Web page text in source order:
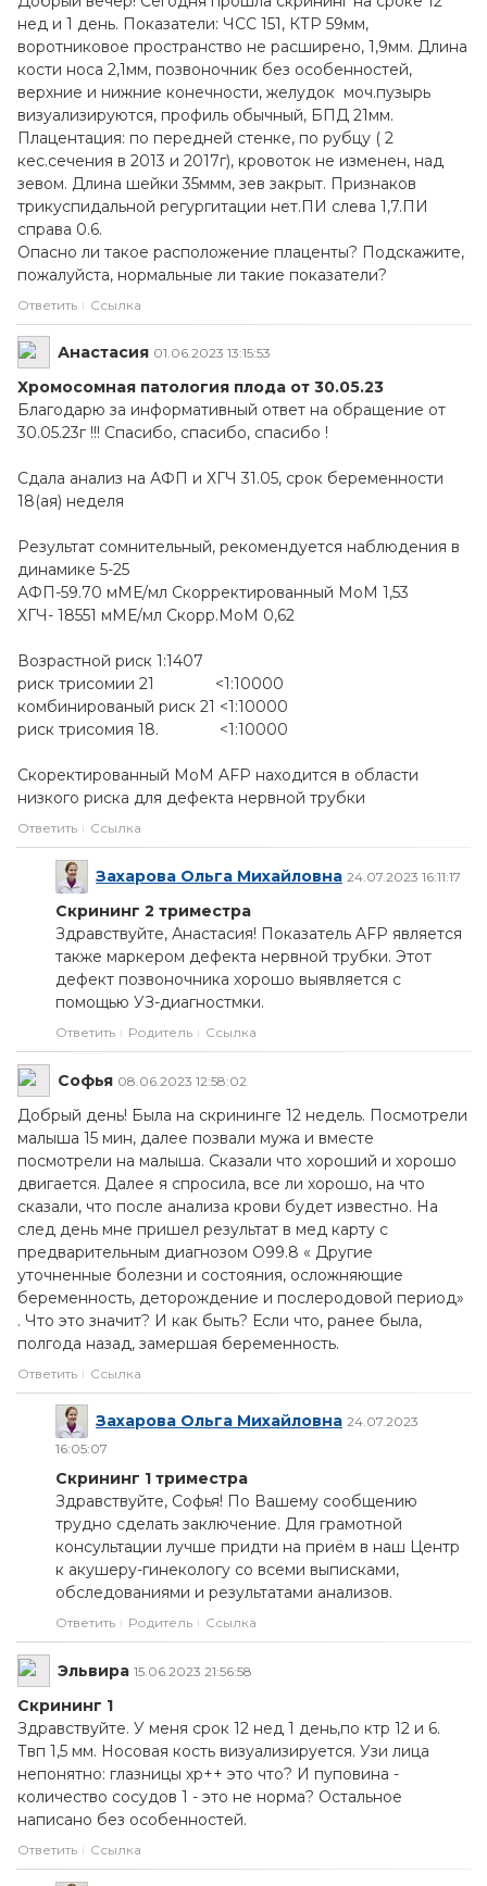
нед и 1 день. Показатели: ЧСС 151, КТР 59мм,
воротниковое пространство не расширено, 1,9мм. Длина
кости носа 2,1мм, позвоночник без особенностей,
верхние и нижние конечности, желудок моч.пузырь
визуализируются, профиль обычный, БПД 21мм.
Плацентация: по передней стенке, по рубцу ( 2
кес.сечения в 2013 и 2017г), кровоток не изменен, над
зевом. Длина шейки 35ммм, зев закрыт. Признаков
трикуспидальной регургитации нет.ПИ слева 1,7.ПИ
справа 0.6.
Опасно ли такое расположение плаценты? Подскажите,
пожалуйста, нормальные ли такие показатели?
Ответить Ссылка
Анастасия 01.06.2023 13:15:53
Хромосомная патология плода от 30.05.23
Благодарю за информативный ответ на обращение от
30.05.23г !!! Спасибо, спасибо, спасибо !
Сдала анализ на АФП и ХГЧ 31.05, срок беременности
18(ая) неделя
Результат сомнительный, рекомендуется наблюдения в
динамике 5-25
АФП-59.70 мМЕ/мл Скорректированный МоМ 1,53
ХГЧ- 18551 мМЕ/мл Скорр.МоМ 0,62
Возрастной риск 1:1407
риск трисомии 21 <1:10000
комбинированый риск 21 <1:10000
риск трисомия 18. <1:10000
Скоректированный МоМ AFP находится в области
низкого риска для дефекта нервной трубки
Ответить Ссылка
Захарова Ольга Михайловна 24.07.2023 16:11:17
Скрининг 2 триместра
Здравствуйте, Анастасия! Показатель AFP является
также маркером дефекта нервной трубки. Этот
дефект позвоночника хорошо выявляется с
помощью УЗ-диагностмки.
Ответить Родитель Ссылка
Софья 08.06.2023 12:58:02
Добрый день! Была на скрининге 12 недель. Посмотрели
малыша 15 мин, далее позвали мужа и вместе
посмотрели на малыша. Сказали что хороший и хорошо
двигается. Далее я спросила, все ли хорошо, на что
сказали, что после анализа крови будет известно. На
след день мне пришел результат в мед карту с
предварительным диагнозом О99.8 « Другие
уточненные болезни и состояния, осложняющие
беременность, деторождение и послеродовой период»
. Что это значит? И как быть? Если что, ранее была,
полгода назад, замершая беременность.
Ответить Ссылка
Захарова Ольга Михайловна 24.07.2023
16:05:07
Скрининг 1 триместра
Здравствуйте, Софья! По Вашему сообщению
трудно сделать заключение. Для грамотной
консультации лучше придти на приём в наш Центр
к акушеру-гинекологу со всеми выписками,
обследованиями и результатами анализов.
Ответить Родитель Ссылка
Эльвира 15.06.2023 21:56:58
Скрининг 1
Здравствуйте. У меня срок 12 нед 1 день,по ктр 12 и 6.
Твп 1,5 мм. Носовая кость визуализируется. Узи лица
непонятно: глазницы хр++ это что? И пуповина -
количество сосудов 1 - это не норма? Остальное
написано без особенностей.
Ответить Ссылка